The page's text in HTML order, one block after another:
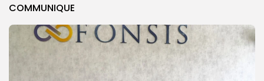
COMMUNIQUE